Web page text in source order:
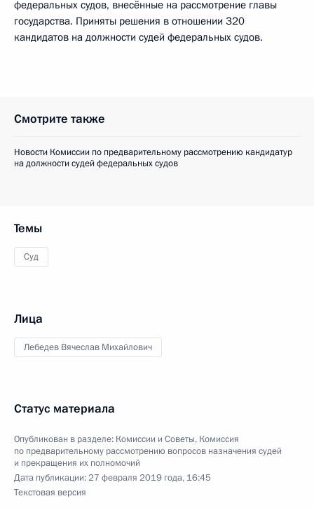
федеральных судов, внесённые на рассмотрение главы
государства. Приняты решения в отношении 320
кандидатов на должности судей федеральных судов.
Смотрите также
Новости Комиссии по предварительному рассмотрению кандидатур
на должности судей федеральных судов
Темы
Суд
Лица
Лебедев Вячеслав Михайлович
Статус материала
Опубликован в разделе: Комиссии и Советы, Комиссия
по предварительному рассмотрению вопросов назначения судей
и прекращения их полномочий
Дата публикации:27 февраля 2019 года, 16:45
Текстовая версия